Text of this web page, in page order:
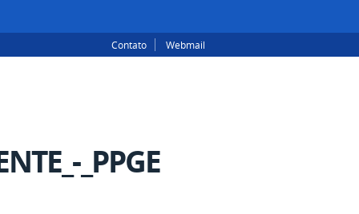
Contato Webmail
_PPGE